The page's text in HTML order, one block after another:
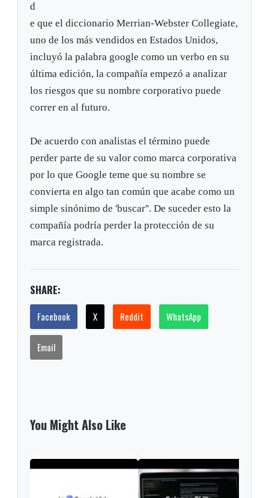
d
e que el diccionario Merrian-Webster Collegiate,
uno de los más vendidos en Estados Unidos,
incluyó la palabra google como un verbo en su
última edición, la compañía empezó a analizar
los riesgos que su nombre corporativo puede
correr en al futuro.
De acuerdo con analistas el término puede
perder parte de su valor como marca corporativa
por lo que Google teme que su nombre se
convierta en algo tan común que acabe como un
simple sinónimo de 'buscar''. De suceder esto la
compañía podría perder la protección de su
marca registrada.
SHARE:
Facebook X Reddit WhatsApp
Email
You Might Also Like